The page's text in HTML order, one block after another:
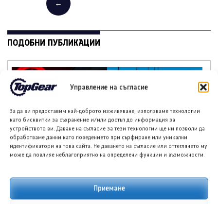
Управление на съгласие
За да ви предоставим най-доброто изживяване, използваме технологии
като бисквитки за съхранение и/или достъп до информация за
устройството ви. Даване на съгласие за тези технологии ще ни позволи да
обработваме данни като поведението при сърфиране или уникални
идентификатори на това сайта. Не даването на съгласие или оттеглянето му
може да повлияе неблагоприятно на определени функции и възможности.
Приемане
←
ПОДОБНИ ПУБЛИКАЦИИ
Мерцедес-АМГ
разкрива изцяло
електрически
всъдеход с над 1 100
к.с.
Фолксваген Голф 8.5
1.4 ТСИ R-лайн: Все
още автомобилът на
народа